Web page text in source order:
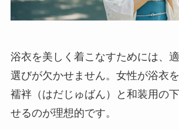
浴衣を美しく着こなすためには、
選びが欠かせません。女性が浴衣
襦袢（はだじゅばん）と和装用の
せるのが理想的です。